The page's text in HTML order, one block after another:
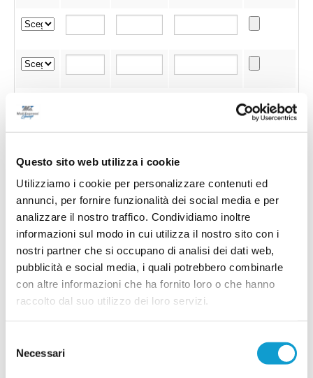
Questo sito web utilizza i cookie
Utilizziamo i cookie per personalizzare contenuti ed
annunci, per fornire funzionalità dei social media e per
analizzare il nostro traffico. Condividiamo inoltre
informazioni sul modo in cui utilizza il nostro sito con i
nostri partner che si occupano di analisi dei dati web,
pubblicità e social media, i quali potrebbero combinarle
con altre informazioni che ha fornito loro o che hanno
raccolto dal suo utilizzo dei loro servizi.
delNecessari
Invia !